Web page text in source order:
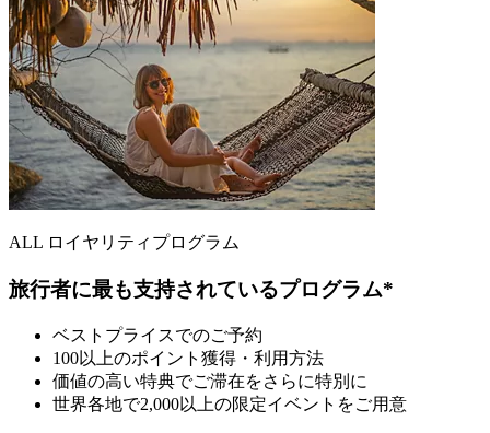
ALL ロイヤリティプログラム
旅行者に最も支持されているプログラム*
ベストプライスでのご予約
100以上のポイント獲得・利用方法
価値の高い特典でご滞在をさらに特別に
世界各地で2,000以上の限定イベントをご用意